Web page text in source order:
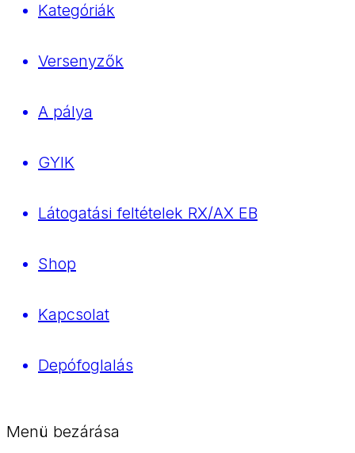
Kategóriák
Versenyzők
A pálya
GYIK
Látogatási feltételek RX/AX EB
Shop
Kapcsolat
Depófoglalás
Menü bezárása